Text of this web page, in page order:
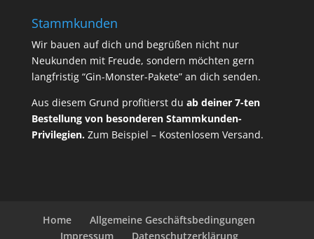
Stammkunden
Wir bauen auf dich und begrüßen nicht nur
Neukunden mit Freude, sondern möchten gern
langfristig “Gin-Monster-Pakete” an dich senden.
Aus diesem Grund profitierst du ab deiner 7-ten
Bestellung von besonderen Stammkunden-
Privilegien. Zum Beispiel – Kostenlosem Versand.
Home
Allgemeine Geschäftsbedingungen
Impressum
Datenschutzerklärung